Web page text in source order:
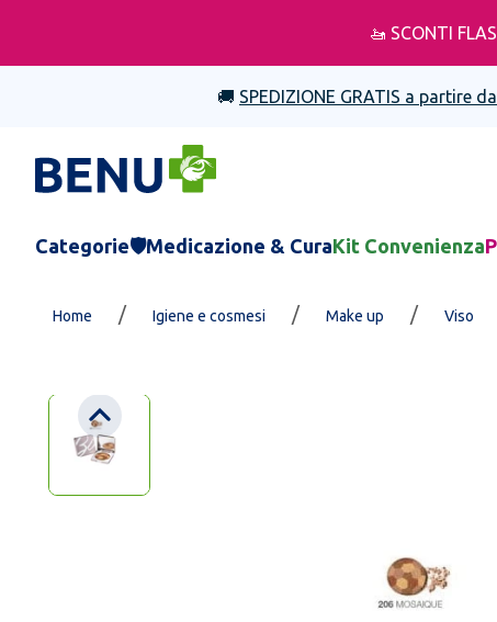
🚤 SCONTI
🚚 SPEDIZIONE GRATIS a partire
Categorie🛡️Medicazione & CuraKit Convenienza
Home / Igiene e cosmesi / Make up / Viso